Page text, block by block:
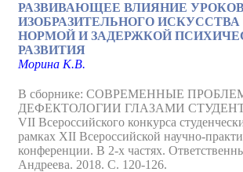
РАЗВИВАЮЩЕЕ ВЛИЯНИЕ
ИЗОБРАЗИТЕЛЬНОГО ИСКУССТВА
НОРМОЙ И ЗАДЕРЖКОЙ
РАЗВИТИЯ
Морина К.В.
В сборнике: СОВРЕМЕННЫЕ
ДЕФЕКТОЛОГИИ ГЛАЗАМИ
VII Всероссийского конкурса
рамках XII Всероссийской научно-
конференции. В 2-х частях.
Андреева. 2018. С. 120-126.